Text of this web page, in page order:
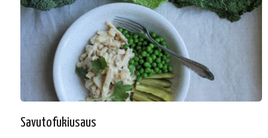
Savutofukiusaus